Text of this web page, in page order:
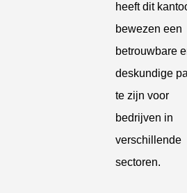
heeft dit
bewezen een
betrouwbare
deskundige
te zijn voor
bedrijven in
verschillende
sectoren.